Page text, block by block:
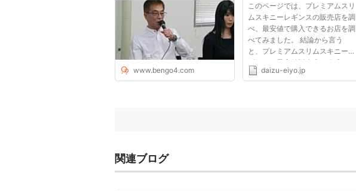
www.bengo4.com
を小倉さんに教えていただき
ますそよろしくお願いします
こうした変羽根物の中にもす
ーでいりっく良かっ
このページでは、プレミアムスリ
ムスキニーレギンスの販売店を調
べ、最安値で購入できるお店を調
べてみました。 結論から言う
と、プレミアムスリムスキニーレ
ギンスの最安値販売店は公式サイ
トでした。 ちなみに、プレミア
daizu-eiyo.jp
関連ブログ